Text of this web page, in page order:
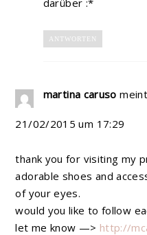
ANTWORTEN
martina caruso meint
21/02/2015 um 17:29
thank you for visiting my
adorable shoes and
of your eyes.
would you like to follow
let me know —> http://